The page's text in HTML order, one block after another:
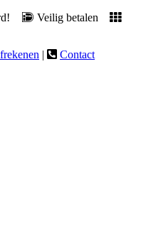
Veilig betalen
| Contact